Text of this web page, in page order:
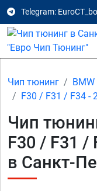
Telegram:
Чип тюнинг BMW
F30 / F31 / F34 -
Чип
F30 / F31 /
в Санкт-